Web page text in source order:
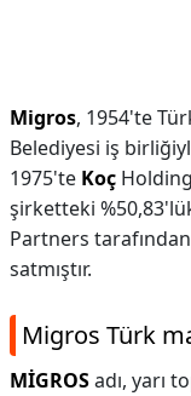
Migros, 1954'te
Belediyesi iş
1975'te Koç
şirketteki
Partners
satmıştır.
Migros Türk
MİGROSadı, yarı